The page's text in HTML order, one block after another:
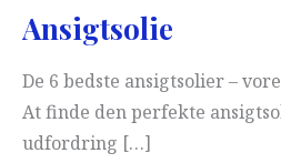
Ansigtsolie
De 6 bedste ansigtsolier –
At finde den perfekte
udfordring […]